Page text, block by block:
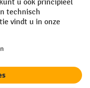
De korting is niet van
met andere
| ² De korting
kan online worden
10%. Elektrische
heftrucks en